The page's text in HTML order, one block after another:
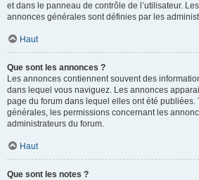
et dans le panneau de contrôle de l’utilisateur.
annonces générales sont définies par les
Haut
Que sont les annonces ?
Les annonces contiennent souvent des
dans lequel vous naviguez. Les annonces
page du forum dans lequel elles ont été publiées.
générales, les permissions concernant les
administrateurs du forum.
Haut
Que sont les notes ?